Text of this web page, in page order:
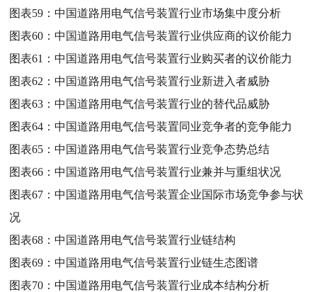
图表59：中国道路用电气信号装置行业市场集中度分析
图表60：中国道路用电气信号装置行业供应商的议价能力
图表61：中国道路用电气信号装置行业购买者的议价能力
图表62：中国道路用电气信号装置行业新进入者威胁
图表63：中国道路用电气信号装置行业的替代品威胁
图表64：中国道路用电气信号装置同业竞争者的竞争能力
图表65：中国道路用电气信号装置行业竞争态势总结
图表66：中国道路用电气信号装置行业兼并与重组状况
图表67：中国道路用电气信号装置企业国际市场竞争参与状
况
图表68：中国道路用电气信号装置行业链结构
图表69：中国道路用电气信号装置行业链生态图谱
图表70：中国道路用电气信号装置行业成本结构分析